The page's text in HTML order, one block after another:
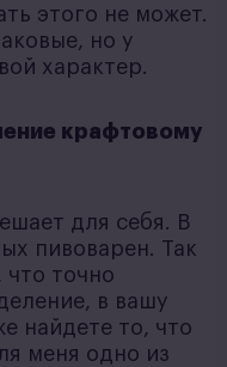
этого не может.
но у
характер.
крафтовому
для себя. В
пивоварен. Так
что точно
в вашу
найдете то, что
меня одно из